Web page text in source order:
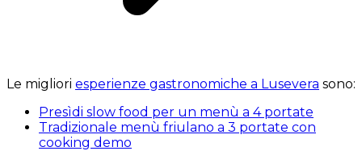
Le migliori esperienze gastronomiche a Lusevera sono:
Presìdi slow food per un menù a 4 portate
Tradizionale menù friulano a 3 portate con
cooking demo